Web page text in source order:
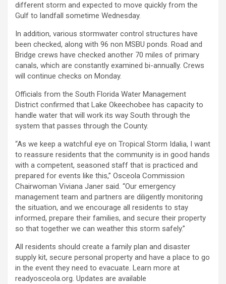
different storm and expected to move quickly from the
Gulf to landfall sometime Wednesday.
In addition, various stormwater control structures have
been checked, along with 96 non MSBU ponds. Road and
Bridge crews have checked another 70 miles of primary
canals, which are constantly examined bi-annually. Crews
will continue checks on Monday.
Officials from the South Florida Water Management
District confirmed that Lake Okeechobee has capacity to
handle water that will work its way South through the
system that passes through the County.
“As we keep a watchful eye on Tropical Storm Idalia, I want
to reassure residents that the community is in good hands
with a competent, seasoned staff that is practiced and
prepared for events like this,” Osceola Commission
Chairwoman Viviana Janer said. “Our emergency
management team and partners are diligently monitoring
the situation, and we encourage all residents to stay
informed, prepare their families, and secure their property
so that together we can weather this storm safely.”
All residents should create a family plan and disaster
supply kit, secure personal property and have a place to go
in the event they need to evacuate. Learn more at
readyosceola.org. Updates are available